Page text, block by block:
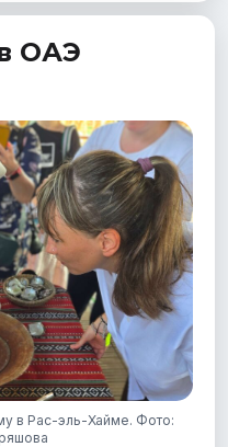
ОАЭ
в Рас-эль-Хайме. Фото: